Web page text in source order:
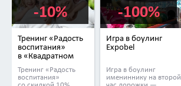
Тренинг «Радость
воспитания»
в «Квадратном
Тренинг «Радость
воспитания»
-10%
Игра в боулинг
Expobel
Игра в боулинг
имениннику на второй
-100%